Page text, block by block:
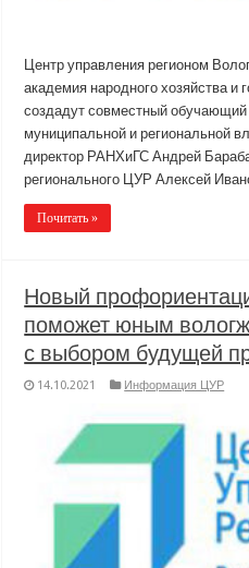
Центр управления регионом
академия народного хозяйства и
создадут совместный обучающий
муниципальной и региональной
директор РАНХиГС Андрей
регионального ЦУР Алексей
Почитать »
Новый
поможет юным
с выбором будущей
14.10.2021 Информация ЦУР